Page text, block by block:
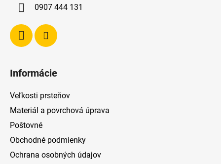
0907 444 131
Informácie
Veľkosti prsteňov
Materiál a povrchová úprava
Poštovné
Obchodné podmienky
Ochrana osobných údajov